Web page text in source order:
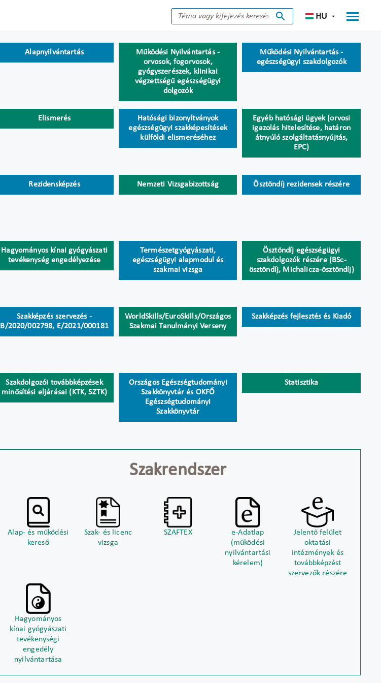
HU
Alapnyilvántartás
Működési Nyilvántartás -
orvosok, fogorvosok,
gyógyszerészek, klinikai
végzettségű egészségügyi
dolgozók
Működési Nyilvántartás -
egészségügyi szakdolgozók
Elismerés
Hatósági bizonyítványok
egészségügyi szakképesítések
külföldi elismeréséhez
Egyéb hatósági ügyek (orvosi
igazolás hitelesítése, határon
átnyúló szolgáltatásnyújtás,
EPC)
Rezidensképzés Nemzeti Vizsgabizottság Ösztöndíj rezidensek részére
Hagyományos kínai gyógyászati
tevékenység engedélyezése
Természetgyógyászati,
egészségügyi alapmodul és
szakmai vizsga
Ösztöndíj egészségügyi
szakdolgozók részére (BSc-
ösztöndíj, Michalicza-ösztöndíj)
Szakképzés szervezés -
B/2020/002798, E/2021/000181
WorldSkills/EuroSkills/Országos
Szakmai Tanulmányi Verseny
Szakképzés fejlesztés és Kiadó
Szakdolgozói továbbképzések
minősítési eljárásai (KTK, SZTK)
Országos Egészségtudományi
Szakkönyvtár és OKFŐ
Egészségtudományi
Szakkönyvtár
Statisztika
Szakrendszer
Alap- és működési
kereső
Szak- és licenc
vizsga
SZAFTEX
e-Adatlap
(működési
nyilvántartási
kérelem)
Jelentő felület
oktatási
intézmények és
továbbképzést
szervezők részére
Hagyományos
kínai gyógyászati
tevékenységi
engedély
nyilvántartása